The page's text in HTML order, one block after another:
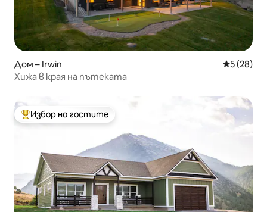
Дом – Irwin Средна
5 (28)
Хижа в края на пътеката
Най-популярен избор на гостите
Избор на гостите